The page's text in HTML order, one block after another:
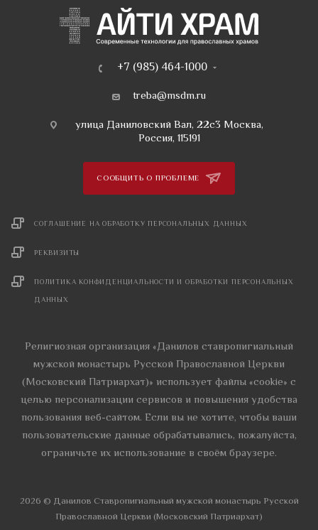
+7 (985) 464-1000
treba@msdm.ru
улица Даниловский Вал, 22с3 Москва,
Россия, 115191
СООБЩИТЬ О ПРОБЛЕМЕ
СОГЛАШЕНИЕ НА ОБРАБОТКУ ПЕРСОНАЛЬНЫХ ДАННЫХ
РЕКВИЗИТЫ
ПОЛИТИКА КОНФИДЕНЦИАЛЬНОСТИ И ОБРАБОТКИ ПЕРСОНАЛЬНЫХ
ДАННЫХ
Религиозная организация «Данилов ставропигиальный
мужской монастырь Русской Православной Церкви
(Московский Патриархат)» использует файлы «cookie» с
целью персонализации сервисов и повышения удобства
пользования веб-сайтом. Если вы не хотите, чтобы ваши
пользовательские данные обрабатывались, пожалуйста,
ограничьте их использование в своём браузере.
2026 © Данилов Cтавропигиальный мужской монастырь Русской
Православной Церкви (Московский Патриархат)